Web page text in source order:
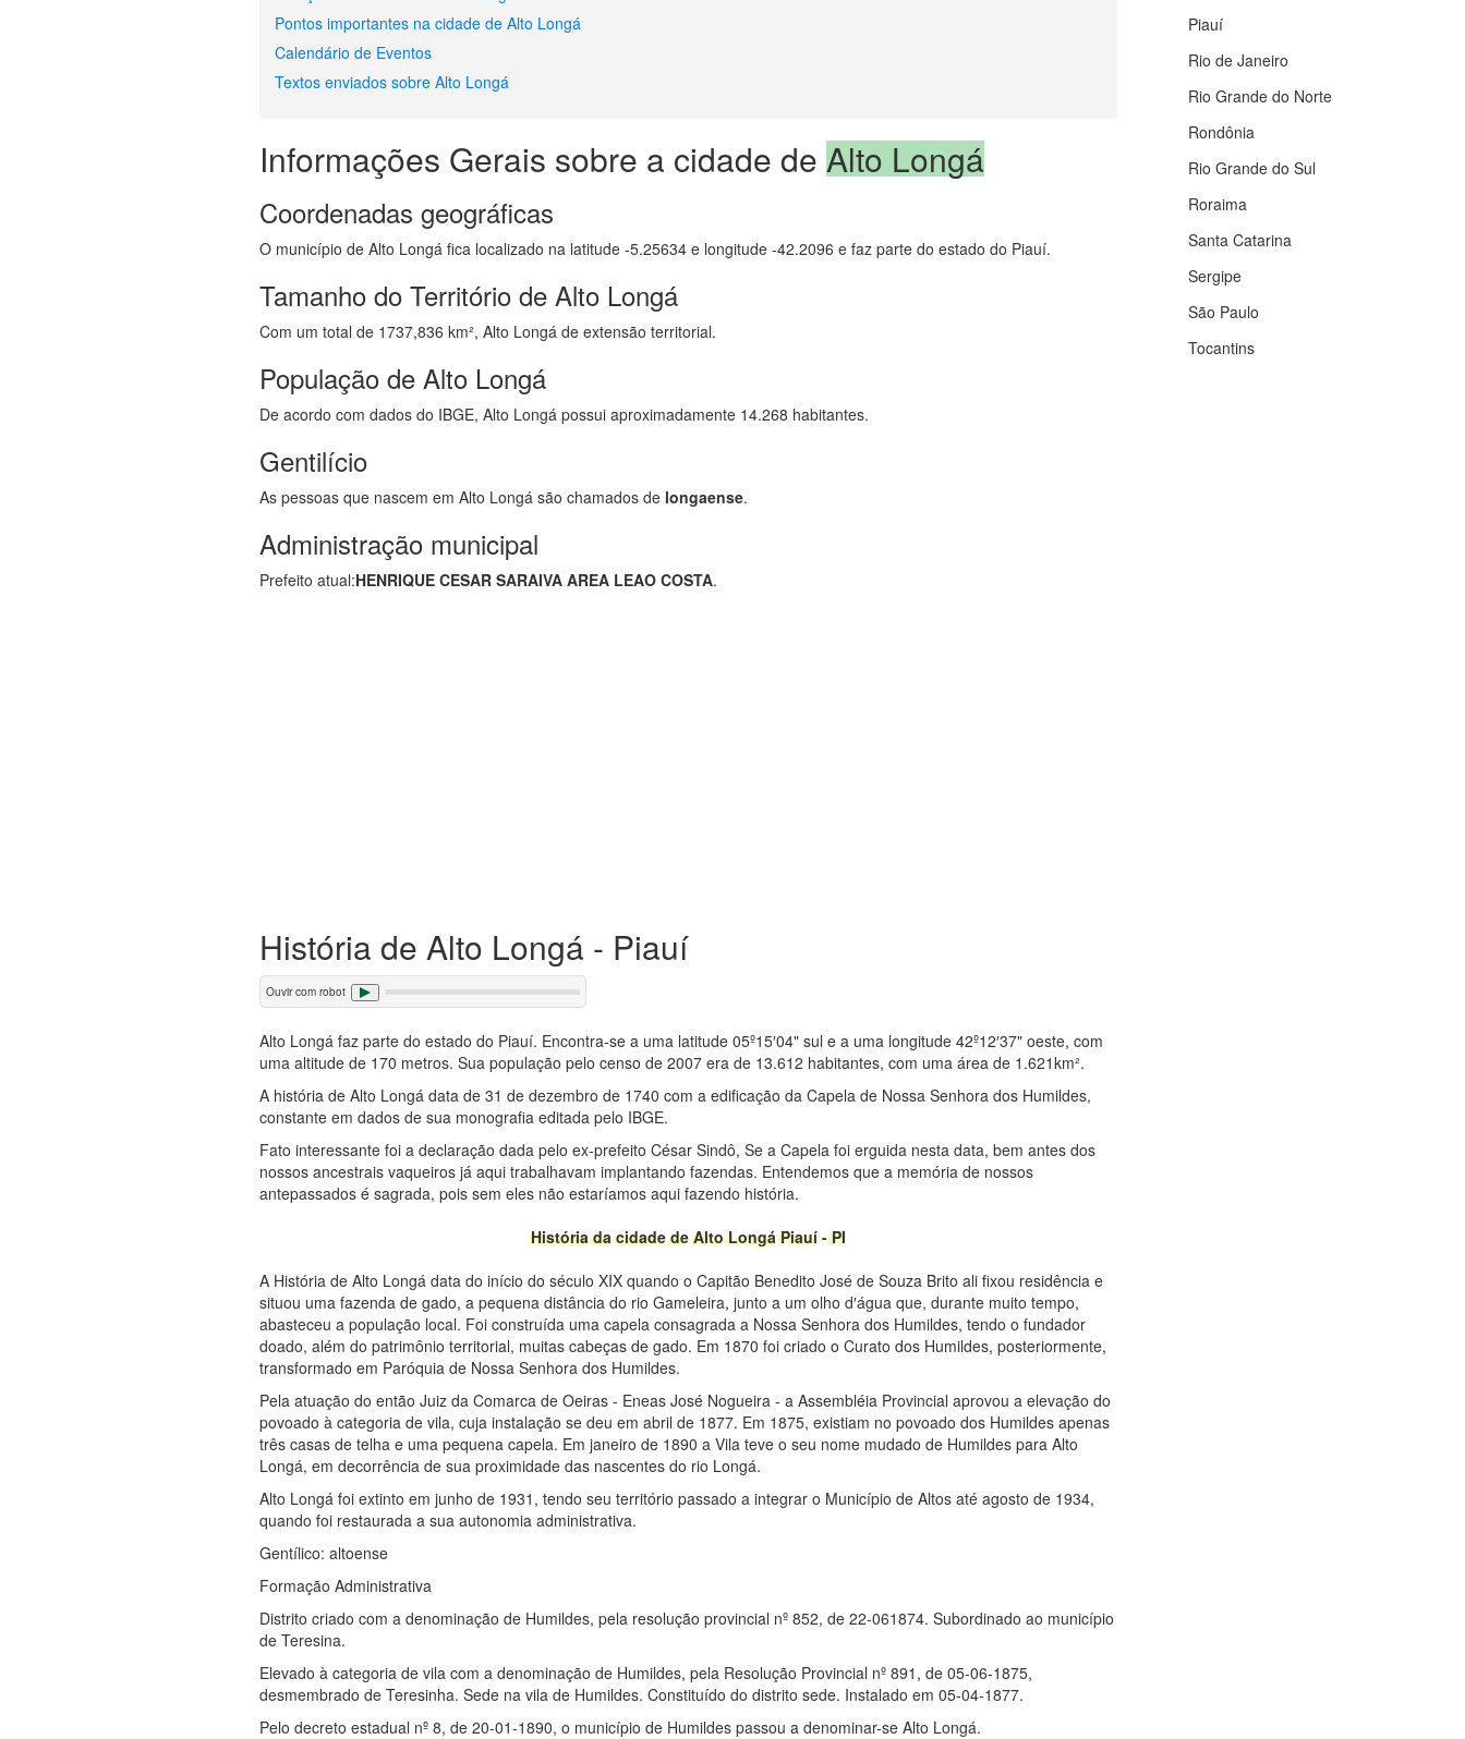
Pontos importantes na cidade de Alto Longá
Calendário de Eventos
Textos enviados sobre Alto Longá
Informações Gerais sobre a cidade deAlto Longá
Coordenadas geográficas
O município de Alto Longá fica localizado na latitude -5.25634 e longitude -42.2096 e faz parte do estado do Piauí.
Tamanho do Território de Alto Longá
Com um total de 1737,836 km², Alto Longá de extensão territorial.
População de Alto Longá
De acordo com dados do IBGE, Alto Longá possui aproximadamente 14.268 habitantes.
Gentilício
As pessoas que nascem em Alto Longá são chamados de longaense.
Administração municipal
Prefeito atual:HENRIQUE CESAR SARAIVA AREA LEAO COSTA.
História de Alto Longá - Piauí
Ouvir com robot
Alto Longá faz parte do estado do Piauí. Encontra-se a uma latitude 05º15′04" sul e a uma longitude 42º12′37" oeste, com
uma altitude de 170 metros. Sua população pelo censo de 2007 era de 13.612 habitantes, com uma área de 1.621km².
A história de Alto Longá data de 31 de dezembro de 1740 com a edificação da Capela de Nossa Senhora dos Humildes,
constante em dados de sua monografia editada pelo IBGE.
Fato interessante foi a declaração dada pelo ex-prefeito César Sindô, Se a Capela foi erguida nesta data, bem antes dos
nossos ancestrais vaqueiros já aqui trabalhavam implantando fazendas. Entendemos que a memória de nossos
antepassados é sagrada, pois sem eles não estaríamos aqui fazendo história.
História da cidade de Alto Longá Piauí - PI
A História de Alto Longá data do início do século XIX quando o Capitão Benedito José de Souza Brito ali fixou residência e
situou uma fazenda de gado, a pequena distância do rio Gameleira, junto a um olho d′água que, durante muito tempo,
abasteceu a população local. Foi construída uma capela consagrada a Nossa Senhora dos Humildes, tendo o fundador
doado, além do patrimônio territorial, muitas cabeças de gado. Em 1870 foi criado o Curato dos Humildes, posteriormente,
transformado em Paróquia de Nossa Senhora dos Humildes.
Pela atuação do então Juiz da Comarca de Oeiras - Eneas José Nogueira - a Assembléia Provincial aprovou a elevação do
povoado à categoria de vila, cuja instalação se deu em abril de 1877. Em 1875, existiam no povoado dos Humildes apenas
três casas de telha e uma pequena capela. Em janeiro de 1890 a Vila teve o seu nome mudado de Humildes para Alto
Longá, em decorrência de sua proximidade das nascentes do rio Longá.
Alto Longá foi extinto em junho de 1931, tendo seu território passado a integrar o Município de Altos até agosto de 1934,
quando foi restaurada a sua autonomia administrativa.
Gentílico: altoense
Formação Administrativa
Distrito criado com a denominação de Humildes, pela resolução provincial nº 852, de 22-061874. Subordinado ao município
de Teresina.
Elevado à categoria de vila com a denominação de Humildes, pela Resolução Provincial nº 891, de 05-06-1875,
desmembrado de Teresinha. Sede na vila de Humildes. Constituído do distrito sede. Instalado em 05-04-1877.
Pelo decreto estadual nº 8, de 20-01-1890, o município de Humildes passou a denominar-se Alto Longá.
Piauí
Rio de Janeiro
Rio Grande do Norte
Rondônia
Rio Grande do Sul
Roraima
Santa Catarina
Sergipe
São Paulo
Tocantins